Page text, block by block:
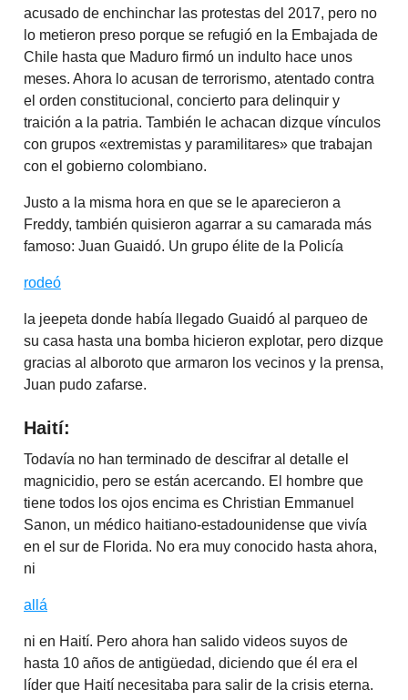
acusado de enchinchar las protestas del 2017, pero no
lo metieron preso porque se refugió en la Embajada de
Chile hasta que Maduro firmó un indulto hace unos
meses. Ahora lo acusan de terrorismo, atentado contra
el orden constitucional, concierto para delinquir y
traición a la patria. También le achacan dizque vínculos
con grupos «extremistas y paramilitares» que trabajan
con el gobierno colombiano.
Justo a la misma hora en que se le aparecieron a
Freddy, también quisieron agarrar a su camarada más
famoso: Juan Guaidó. Un grupo élite de la Policía
rodeó
la jeepeta donde había llegado Guaidó al parqueo de
su casa hasta una bomba hicieron explotar, pero dizque
gracias al alboroto que armaron los vecinos y la prensa,
Juan pudo zafarse.
Haití:
Todavía no han terminado de descifrar al detalle el
magnicidio, pero se están acercando. El hombre que
tiene todos los ojos encima es Christian Emmanuel
Sanon, un médico haitiano-estadounidense que vivía
en el sur de Florida. No era muy conocido hasta ahora,
ni
allá
ni en Haití. Pero ahora han salido videos suyos de
hasta 10 años de antigüedad, diciendo que él era el
líder que Haití necesitaba para salir de la crisis eterna.